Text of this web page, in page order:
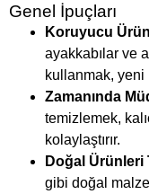
Genel İpuçları
Koruyucu
ayakkabılar ve
kullanmak, yeni
Zamanında
temizlemek,
kolaylaştırır.
Doğal Ürünleri
gibi doğal